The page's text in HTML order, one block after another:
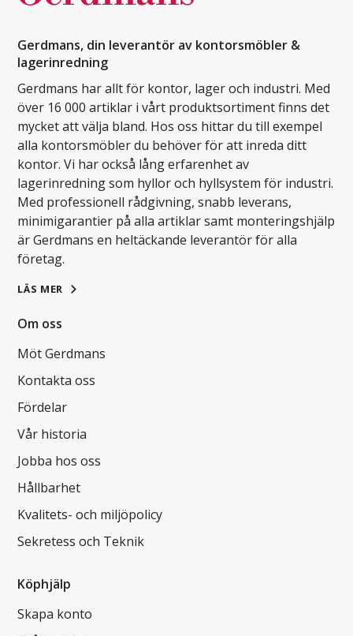
Gerdmans, din leverantör av kontorsmöbler &
lagerinredning
Gerdmans har allt för kontor, lager och industri. Med
över 16 000 artiklar i vårt produktsortiment finns det
mycket att välja bland. Hos oss hittar du till exempel
alla kontorsmöbler du behöver för att inreda ditt
kontor. Vi har också lång erfarenhet av
lagerinredning som hyllor och hyllsystem för industri.
Med professionell rådgivning, snabb leverans,
minimigarantier på alla artiklar samt monteringshjälp
är Gerdmans en heltäckande leverantör för alla
företag.
LÄS MER
Om oss
Möt Gerdmans
Kontakta oss
Fördelar
Vår historia
Jobba hos oss
Hållbarhet
Kvalitets- och miljöpolicy
Sekretess och Teknik
Köphjälp
Skapa konto